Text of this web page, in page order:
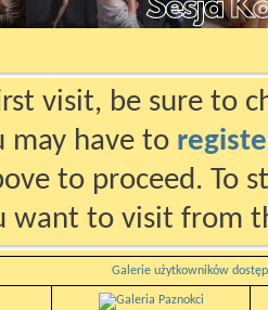
visit, be sure to
may have to
to proceed. To
want to visit from
Galerie użytkowników